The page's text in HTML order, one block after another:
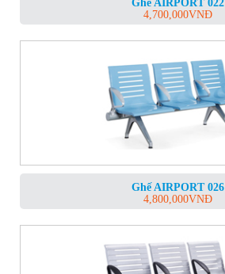
Ghế AIRPORT 022
4,700,000VNĐ
Ghế AIRPORT 026
4,800,000VNĐ